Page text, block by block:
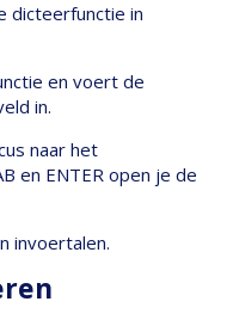
dicteerfunctie in
en voert de
in.
naar het
en ENTER open je de
invoertalen.